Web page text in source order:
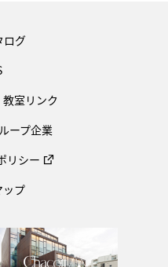
ログ
室リンク
ープ企業
リシー
ップ